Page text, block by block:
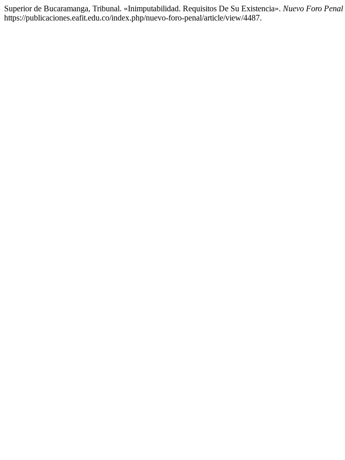
Superior de Bucaramanga, Tribunal. «Inimputabilidad. Requisitos De Su Existencia». Nuevo Foro Penal
https://publicaciones.eafit.edu.co/index.php/nuevo-foro-penal/article/view/4487.